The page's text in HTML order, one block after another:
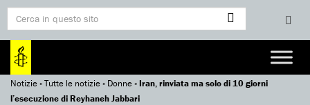
Notizie»Tutte le notizie» Donne»Iran, rinviata ma solo di 10 giorni
l’esecuzione di Reyhaneh Jabbari